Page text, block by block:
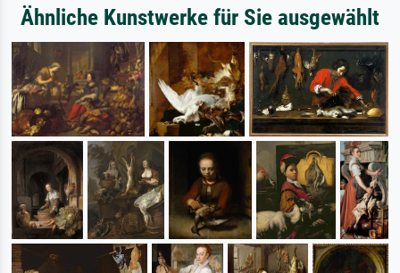
Ähnliche Kunstwerke für Sie ausgewählt